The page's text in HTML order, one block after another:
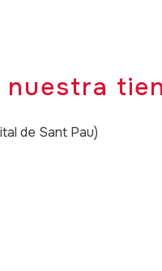
de Sant Pau)